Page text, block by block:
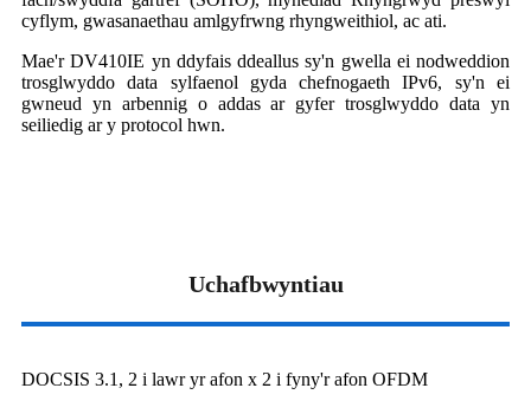
cyflym, gwasanaethau amlgyfrwng rhyngweithiol, ac ati.
Mae'r DV410IE yn ddyfais ddeallus sy'n gwella ei nodweddion
trosglwyddo data sylfaenol gyda chefnogaeth IPv6, sy'n ei
gwneud yn arbennig o addas ar gyfer trosglwyddo data yn
seiliedig ar y protocol hwn.
Uchafbwyntiau
DOCSIS 3.1, 2 i lawr yr afon x 2 i fyny'r afon OFDM